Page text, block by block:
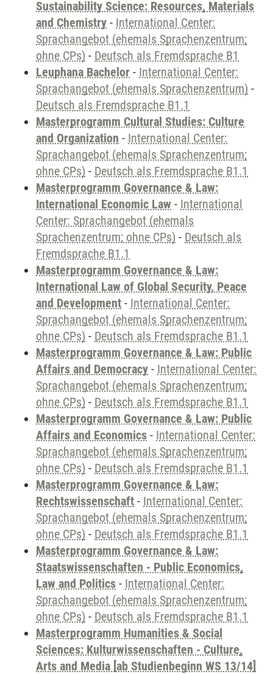
Sustainability Science: Resources, Materials
and Chemistry - International Center:
Sprachangebot (ehemals Sprachenzentrum;
ohne CPs) - Deutsch als Fremdsprache B1
Leuphana Bachelor - International Center:
Sprachangebot (ehemals Sprachenzentrum) -
Deutsch als Fremdsprache B1.1
Masterprogramm Cultural Studies: Culture
and Organization - International Center:
Sprachangebot (ehemals Sprachenzentrum;
ohne CPs) - Deutsch als Fremdsprache B1.1
Masterprogramm Governance & Law:
International Economic Law - International
Center: Sprachangebot (ehemals
Sprachenzentrum; ohne CPs) - Deutsch als
Fremdsprache B1.1
Masterprogramm Governance & Law:
International Law of Global Security, Peace
and Development - International Center:
Sprachangebot (ehemals Sprachenzentrum;
ohne CPs) - Deutsch als Fremdsprache B1.1
Masterprogramm Governance & Law: Public
Affairs and Democracy - International Center:
Sprachangebot (ehemals Sprachenzentrum;
ohne CPs) - Deutsch als Fremdsprache B1.1
Masterprogramm Governance & Law: Public
Affairs and Economics - International Center:
Sprachangebot (ehemals Sprachenzentrum;
ohne CPs) - Deutsch als Fremdsprache B1.1
Masterprogramm Governance & Law:
Rechtswissenschaft - International Center:
Sprachangebot (ehemals Sprachenzentrum;
ohne CPs) - Deutsch als Fremdsprache B1.1
Masterprogramm Governance & Law:
Staatswissenschaften - Public Economics,
Law and Politics - International Center:
Sprachangebot (ehemals Sprachenzentrum;
ohne CPs) - Deutsch als Fremdsprache B1.1
Masterprogramm Humanities & Social
Sciences: Kulturwissenschaften - Culture,
Arts and Media [ab Studienbeginn WS 13/14]